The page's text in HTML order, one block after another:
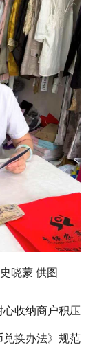
晓蒙 供图
收纳商户积压
换办法》规范